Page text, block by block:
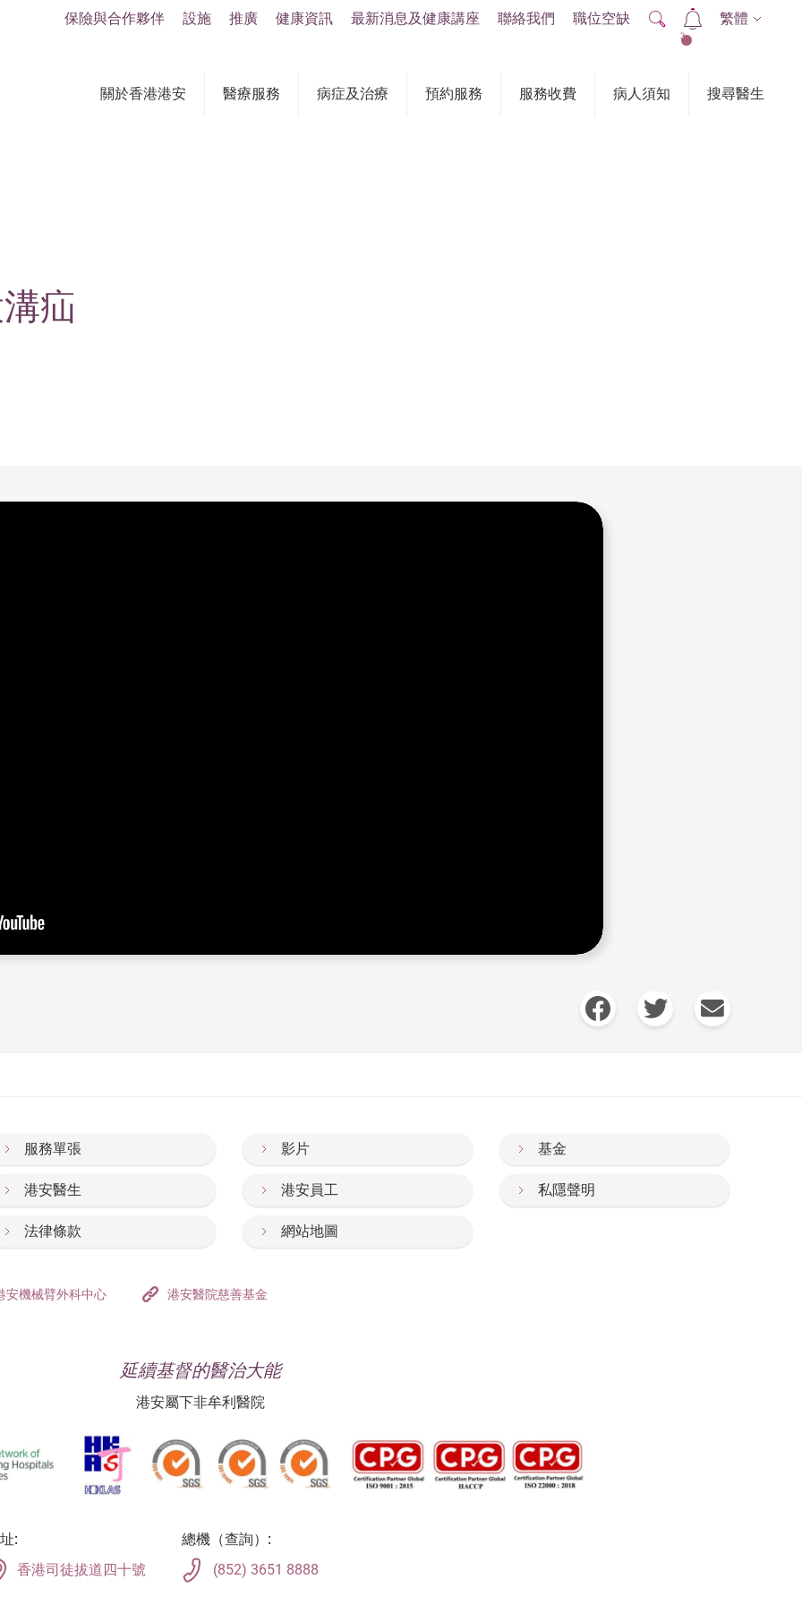
關於香港港安 醫療服務 病症及治療 預約服務 服務收費 病人須知 搜尋醫生
保險與合作夥伴 設施 推廣 健康資訊 最新消息及健康講座 聯絡我們 職位空缺
2
繁體
疝
服務單張 影片 基金
港安醫生 港安員工 私隱聲明
法律條款 網站地圖
安機械臂外科中心 港安醫院慈善基金
延續基督的醫治大能
港安屬下非牟利醫院
:
香港司徒拔道四十號
總機（查詢）:
(852) 3651 8888